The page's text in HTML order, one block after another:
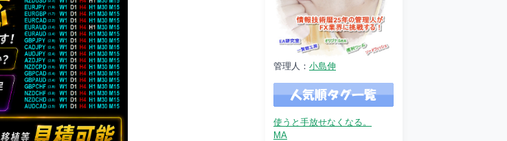
管理人： 小島伸
使うと手放せなくなる。
MA